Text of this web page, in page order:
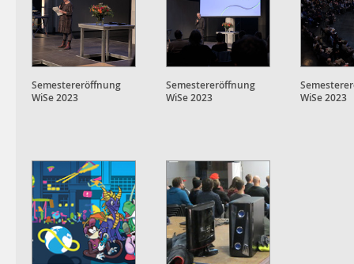
Semestereröffnung
WiSe 2023
Semestereröffnung
WiSe 2023
WiSe 2023